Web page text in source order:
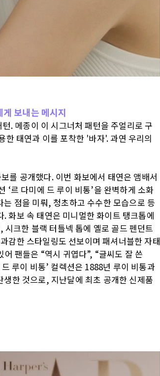
보내는 메시지
. 메종이 이 시그너처 패턴을 주얼리로 구
한 태연과 이를 포착한 '바자'. 과연 우리의
를 공개했다. 이번 화보에서 태연은 앰배서
르 다미에 드 루이 비통’을 완벽하게 소화
점을 미뤄, 청초하고 수수한 모습으로 등
화보 속 태연은 미니멀한 화이트 탱크톱에
크한 블랙 터틀넥 톱에 옐로 골드 펜던트
감한 스타일링도 선보이며 패셔너블한 자태
팬들은 “역시 귀엽다”, “글씨도 잘 쓴
루이 비통’ 컬렉션은 1888년 루이 비통과
생한 것으로, 지난달에 최초 공개한 신제품